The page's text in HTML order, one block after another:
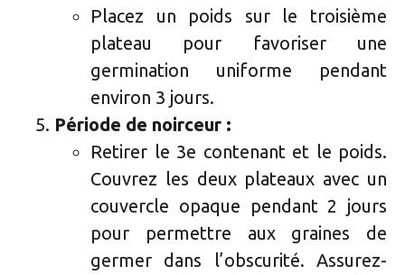
Placez un poids sur le troisième
plateau pour favoriser une
germination uniforme pendant
environ 3 jours.
Période de noirceur :
Retirer le 3e contenant et le poids.
Couvrez les deux plateaux avec un
couvercle opaque pendant 2 jours
pour permettre aux graines de
germer dans l’obscurité. Assurez-